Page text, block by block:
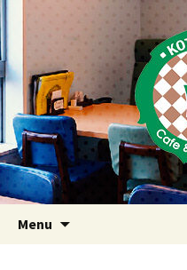
東京・西荻窪
井のカフェ
ぶき
Just another
Menu